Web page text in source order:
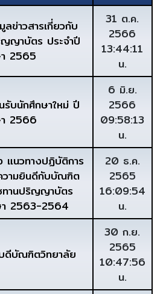
ข่าวสารเกี่ยวกับ
ญญาบัตร ประจำปี
2565
31 ต.ค.
2566
13:44:11
น.
รับนักศึกษาใหม่ ปี
2566
6 มิ.ย.
2566
09:58:13
น.
แนวทางปฏิบัติการ
ามยินดีกับบัณฑิต
ทานปริญญาบัตร
า 2563-2564
20 ธ.ค.
2565
16:09:54
น.
ดีบัณฑิตวิทยาลัย
30 ก.ย.
2565
10:47:56
น.